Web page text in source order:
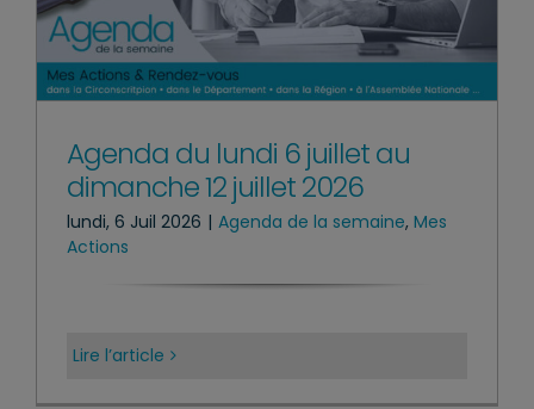
Agenda du lundi 6 juillet au
dimanche 12 juillet 2026
lundi, 6 Juil 2026 | Agenda de la semaine, Mes
Actions
Lire l’article